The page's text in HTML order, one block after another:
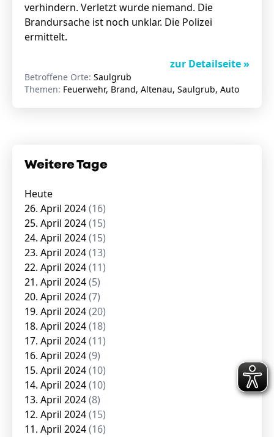
verhindern. Verletzt wurde niemand. Die
Brandursache ist noch unklar. Die Polizei
ermittelt.
zur Detailseite »
Betroffene Orte: Saulgrub
Themen: Feuerwehr, Brand, Altenau, Saulgrub, Auto
Weitere Tage
Heute
26. April 2024(16)
25. April 2024(15)
24. April 2024(15)
23. April 2024(13)
22. April 2024(11)
21. April 2024(5)
20. April 2024(7)
19. April 2024(20)
18. April 2024(18)
17. April 2024(11)
16. April 2024(9)
15. April 2024(10)
14. April 2024(10)
13. April 2024(8)
12. April 2024(15)
11. April 2024(16)